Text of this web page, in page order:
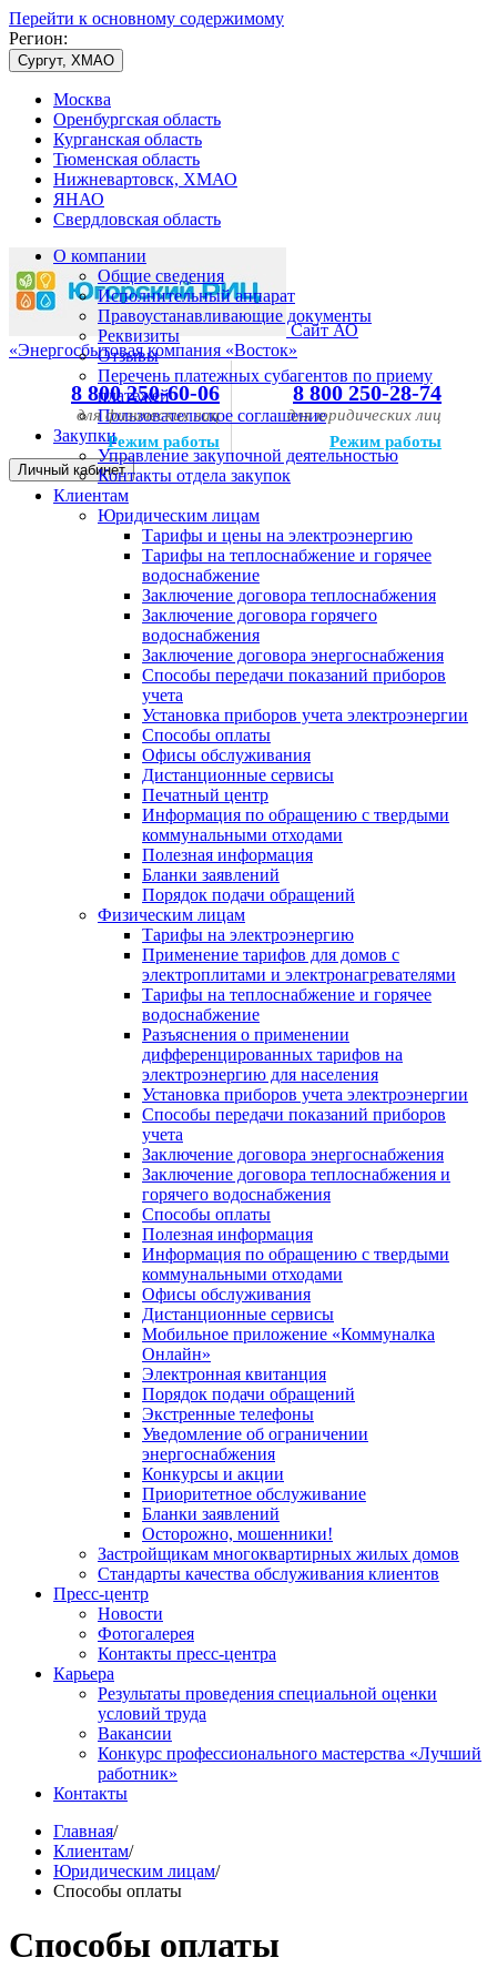
Перейти к основному содержимому
Регион:
Сургут, ХМАО
Москва
Оренбургская область
Курганская область
Тюменская область
Нижневартовск, ХМАО
ЯНАО
Свердловская область
Сайт АО
«Энергосбытовая компания «Восток»
8 800 250-60-06
для физических лиц
Режим работы
8 800 250-28-74
для юридических лиц
Режим работы
Личный кабинет
О компании
Общие сведения
Исполнительный аппарат
Правоустанавливающие документы
Реквизиты
Отзывы
Перечень платежных субагентов по приему
платежей
Пользовательское соглашение
Закупки
Управление закупочной деятельностью
Контакты отдела закупок
Клиентам
Юридическим лицам
Тарифы и цены на электроэнергию
Тарифы на теплоснабжение и горячее
водоснабжение
Заключение договора теплоснабжения
Заключение договора горячего
водоснабжения
Заключение договора энергоснабжения
Способы передачи показаний приборов
учета
Установка приборов учета электроэнергии
Способы оплаты
Офисы обслуживания
Дистанционные сервисы
Печатный центр
Информация по обращению с твердыми
коммунальными отходами
Полезная информация
Бланки заявлений
Порядок подачи обращений
Физическим лицам
Тарифы на электроэнергию
Применение тарифов для домов с
электроплитами и электронагревателями
Тарифы на теплоснабжение и горячее
водоснабжение
Разъяснения о применении
дифференцированных тарифов на
электроэнергию для населения
Установка приборов учета электроэнергии
Способы передачи показаний приборов
учета
Заключение договора энергоснабжения
Заключение договора теплоснабжения и
горячего водоснабжения
Способы оплаты
Полезная информация
Информация по обращению с твердыми
коммунальными отходами
Офисы обслуживания
Дистанционные сервисы
Мобильное приложение «Коммуналка
Онлайн»
Электронная квитанция
Порядок подачи обращений
Экстренные телефоны
Уведомление об ограничении
энергоснабжения
Конкурсы и акции
Приоритетное обслуживание
Бланки заявлений
Осторожно, мошенники!
Застройщикам многоквартирных жилых домов
Стандарты качества обслуживания клиентов
Пресс-центр
Новости
Фотогалерея
Контакты пресс-центра
Карьера
Результаты проведения специальной оценки
условий труда
Вакансии
Конкурс профессионального мастерства «Лучший
работник»
Контакты
Главная/
Клиентам/
Юридическим лицам/
Способы оплаты
Способы оплаты